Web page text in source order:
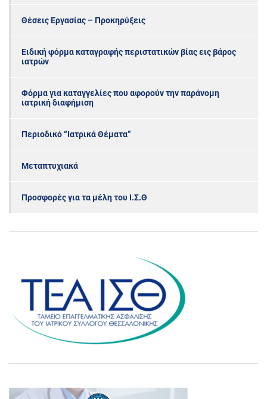
Θέσεις Εργασίας – Προκηρύξεις
Ειδική φόρμα καταγραφής περιστατικών βίας εις βάρος
ιατρών
Φόρμα για καταγγελίες που αφορούν την παράνομη
ιατρική διαφήμιση
Περιοδικό “Ιατρικά Θέματα”
Μεταπτυχιακά
Προσφορές για τα μέλη του Ι.Σ.Θ